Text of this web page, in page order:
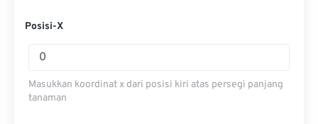
Posisi-X
Masukkan koordinat x dari posisi kiri atas persegi panjang
tanaman